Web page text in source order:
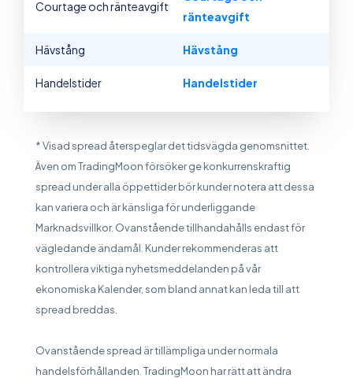
Courtage och ränteavgift
ränteavgift
Hävstång Hävstång
Handelstider Handelstider
* Visad spread återspeglar det tidsvägda genomsnittet.
Även om TradingMoon försöker ge konkurrenskraftig
spread under alla öppettider bör kunder notera att dessa
kan variera och är känsliga för underliggande
Marknadsvillkor. Ovanstående tillhandahålls endast för
vägledande ändamål. Kunder rekommenderas att
kontrollera viktiga nyhetsmeddelanden på vår
ekonomiska Kalender, som bland annat kan leda till att
spread breddas.
Ovanstående spread är tillämpliga under normala
handelsförhållanden. TradingMoon har rätt att ändra